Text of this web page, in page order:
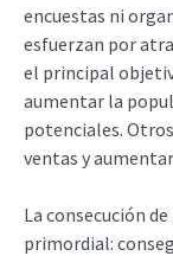
encuestas ni
esfuerzan por
el principal
aumentar la
potenciales.
ventas y
La consecución
primordial: